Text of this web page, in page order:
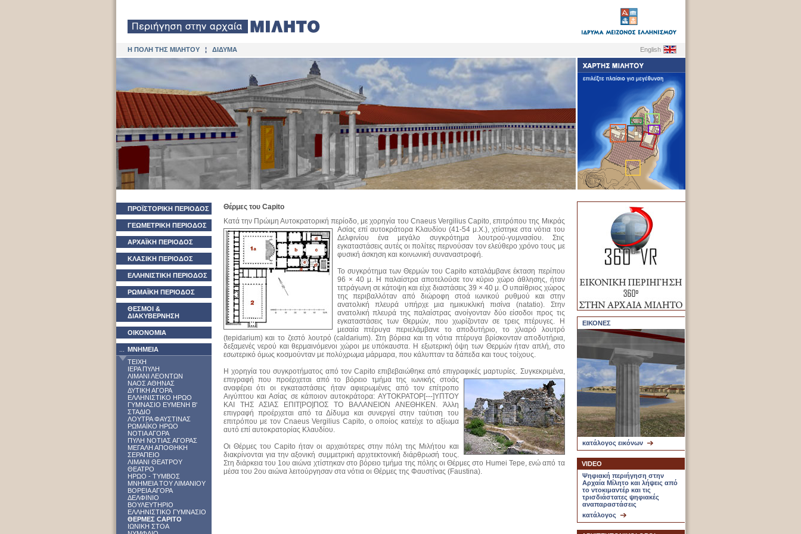
Η ΠΟΛΗ ΤΗΣ ΜΙΛΗΤΟΥ¦ ΔΙΔΥΜΑ English
ΠΡΟΪΣΤΟΡΙΚΗ ΠΕΡΙΟΔΟΣ
ΓΕΩΜΕΤΡΙΚΗ ΠΕΡΙΟΔΟΣ
ΑΡΧΑΪΚΗ ΠΕΡΙΟΔΟΣ
ΚΛΑΣΙΚΗ ΠΕΡΙΟΔΟΣ
ΕΛΛΗΝΙΣΤΙΚΗ ΠΕΡΙΟΔΟΣ
ΡΩΜΑΪΚΗ ΠΕΡΙΟΔΟΣ
ΘΕΣΜΟΙ &
ΔΙΑΚΥΒΕΡΝΗΣΗ
ΟΙΚΟΝΟΜΙΑ
ΜΝΗΜΕΙΑ
ΤΕΙΧΗ
ΙΕΡΑ ΠΥΛΗ
ΛΙΜΑΝΙ ΛΕΟΝΤΩΝ
ΝΑΟΣ ΑΘΗΝΑΣ
ΔΥΤΙΚΗ ΑΓΟΡΑ
ΕΛΛΗΝΙΣΤΙΚΟ ΗΡΩΟ
ΓΥΜΝΑΣΙΟ ΕΥΜΕΝΗ Β'
ΣΤΑΔΙΟ
ΛΟΥΤΡΑ ΦΑΥΣΤΙΝΑΣ
ΡΩΜΑΪΚΟ ΗΡΩΟ
ΝΟΤΙΑ ΑΓΟΡΑ
ΠΥΛΗ ΝΟΤΙΑΣ ΑΓΟΡΑΣ
ΜΕΓΑΛΗ ΑΠΟΘΗΚΗ
ΣΕΡΑΠΕΙΟ
ΛΙΜΑΝΙ ΘΕΑΤΡΟΥ
ΘΕΑΤΡΟ
ΗΡΩΟ - ΤΥΜΒΟΣ
ΜΝΗΜΕΙΑ ΤΟΥ ΛΙΜΑΝΙΟΥ
ΒΟΡΕΙΑ ΑΓΟΡΑ
ΔΕΛΦΙΝΙΟ
ΒΟΥΛΕΥΤΗΡΙΟ
ΕΛΛΗΝΙΣΤΙΚΟ ΓΥΜΝΑΣΙΟ
ΘΕΡΜΕΣ CAPITO
ΙΩΝΙΚΗ ΣΤΟΑ
Θέρμες του Capito
Κατά την Πρώιμη Αυτοκρατορική περίοδο, με χορηγία του Cnaeus Vergilius Capito, επιτρόπου της Μικράς
Ασίας επί αυτοκράτορα Κλαυδίου (41-54 μ.Χ.),χτίστηκε στα νότια του
Δελφινίου ένα μεγάλο συγκρότημα λουτρού-γυμνασίου. Στις
εγκαταστάσεις αυτές οι πολίτες περνούσαν τον ελεύθερο χρόνο τους με
φυσική άσκηση και κοινωνική συναναστροφή.
Το συγκρότημα των Θερμών του Capito καταλάμβανε έκταση περίπου
96 × 40 μ. Η παλαίστρα αποτελούσε τον κύριο χώρο άθλησης, ήταν
τετράγωνη σε κάτοψη και είχε διαστάσεις 39 × 40 μ. Ο υπαίθριος χώρος
της περιβαλλόταν από διώροφη στοά ιωνικού ρυθμού και στην
ανατολική πλευρά υπήρχε μια ημικυκλική πισίνα (natatio). Στην
ανατολική πλευρά της παλαίστρας ανοίγονταν δύο είσοδοι προς τις
εγκαταστάσεις των Θερμών, που χωρίζονταν σε τρεις πτέρυγες. Η
μεσαία πτέρυγα περιελάμβανε το αποδυτήριο, το χλιαρό λουτρό
(tepidarium) και το ζεστό λουτρό (caldarium). Στη βόρεια και τη νότια πτέρυγα βρίσκονταν αποδυτήρια,
δεξαμενές νερού και θερμαινόμενοι χώροι με υπόκαυστα. Η εξωτερική όψη των Θερμών ήταν απλή, στο
εσωτερικό όμως κοσμούνταν με πολύχρωμα μάρμαρα, που κάλυπταν τα δάπεδα και τους τοίχους.
Η χορηγία του συγκροτήματος από τον Capito επιβεβαιώθηκε από επιγραφικές μαρτυρίες. Συγκεκριμένα,
επιγραφή που προέρχεται από το βόρειο τμήμα της ιωνικής στοάς
αναφέρει ότι οι εγκαταστάσεις ήταν αφιερωμένες από τον επίτροπο
Aιγύπτου και Ασίας σε κάποιον αυτοκράτορα: ΑΥΤΟΚΡΑΤΟΡ[---]ΥΠΤΟΥ
ΚΑΙ ΤΗΣ ΑΣΙΑΣ ΕΠΙΤ[ΡΟ]ΠΟΣ ΤΟ ΒΑΛΑΝΕΙΟΝ ΑΝΕΘΗΚΕΝ. Άλλη
επιγραφή προέρχεται από τα Δίδυμα και συνεργεί στην ταύτιση του
επιτρόπου με τον Cnaeus Vergilius Capito, ο οποίος κατείχε το αξίωμα
αυτό επί αυτοκρατορίας Κλαυδίου.
Oι Θέρμες του Capito ήταν οι αρχαιότερες στην πόλη της Mιλήτου και
διακρίνονται για την αξονική συμμετρική αρχιτεκτονική διάρθρωσή τους.
Στη διάρκεια του 1ου αιώνα χτίστηκαν στο βόρειο τμήμα της πόλης οι Θέρμες στο Humei Tepe, ενώ από τα
μέσα του 2ου αιώνα λειτούργησαν στα νότια οι Θέρμες της Φαυστίνας (Faustina).
ΕΙΚΟΝΕΣ
κατάλογος εικόνων
VIDEO
Ψηφιακή περιήγηση στην
Αρχαία Μίλητο και λήψεις από
το ντοκιμαντέρ και τις
τρισδιάστατες ψηφιακές
αναπαραστάσεις
κατάλογος